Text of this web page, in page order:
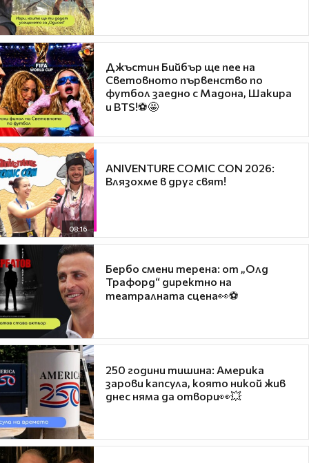
Джъстин Бийбър ще пее на
Световното първенство по
футбол заедно с Мадона, Шакира
и BTS!⚽🤩
08:16
ANIVENTURE COMIC CON 2026:
Влязохме в друг свят!
Бербо смени терена: от „Олд
Трафорд“ директно на
театралната сцена👀⚽
250 години тишина: Америка
зарови капсула, която никой жив
днес няма да отвори👀💥